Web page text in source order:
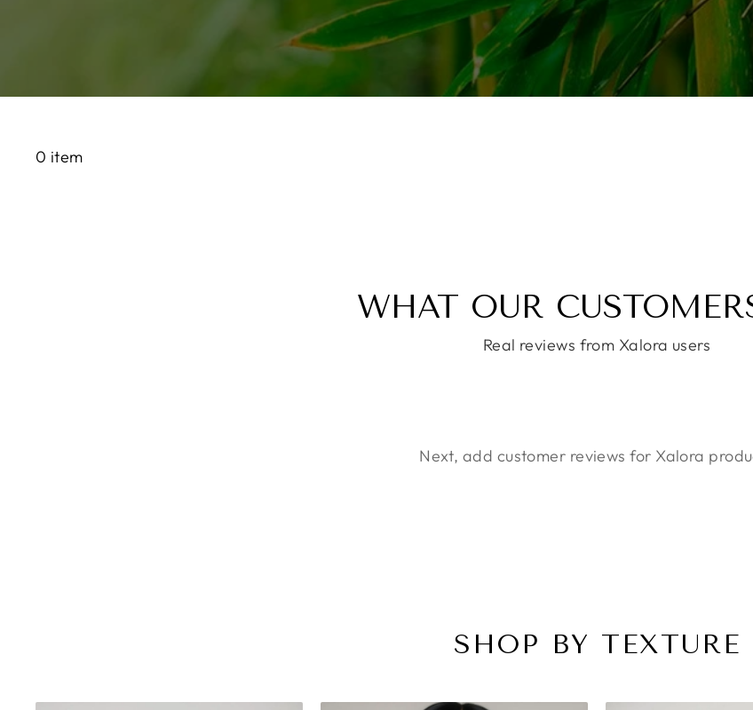
0 item
WHAT OUR
Real reviews from Xalora users
Next, add customer reviews for Xalora
SHOP BY TEXTURE